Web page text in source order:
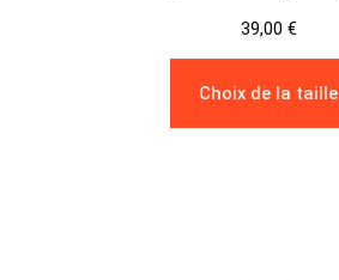
39,00 €
Choix de la taille